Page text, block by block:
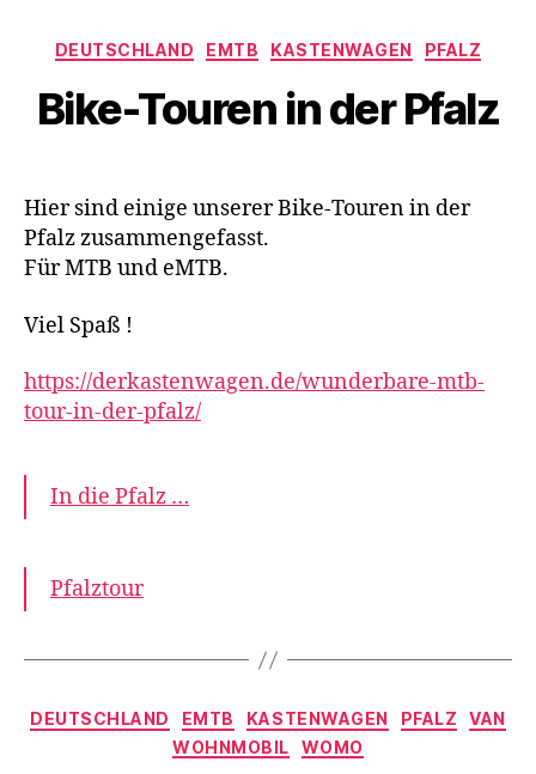
Kategorien
DEUTSCHLAND EMTB KASTENWAGEN PFALZ
Bike-Touren in der Pfalz
Hier sind einige unserer Bike-Touren in der
Pfalz zusammengefasst.
Für MTB und eMTB.
Viel Spaß !
https://derkastenwagen.de/wunderbare-mtb-
tour-in-der-pfalz/
In die Pfalz …
Pfalztour
Kategorien
DEUTSCHLAND EMTB KASTENWAGEN PFALZ
VAN
WOHNMOBIL
WOMO
d
e